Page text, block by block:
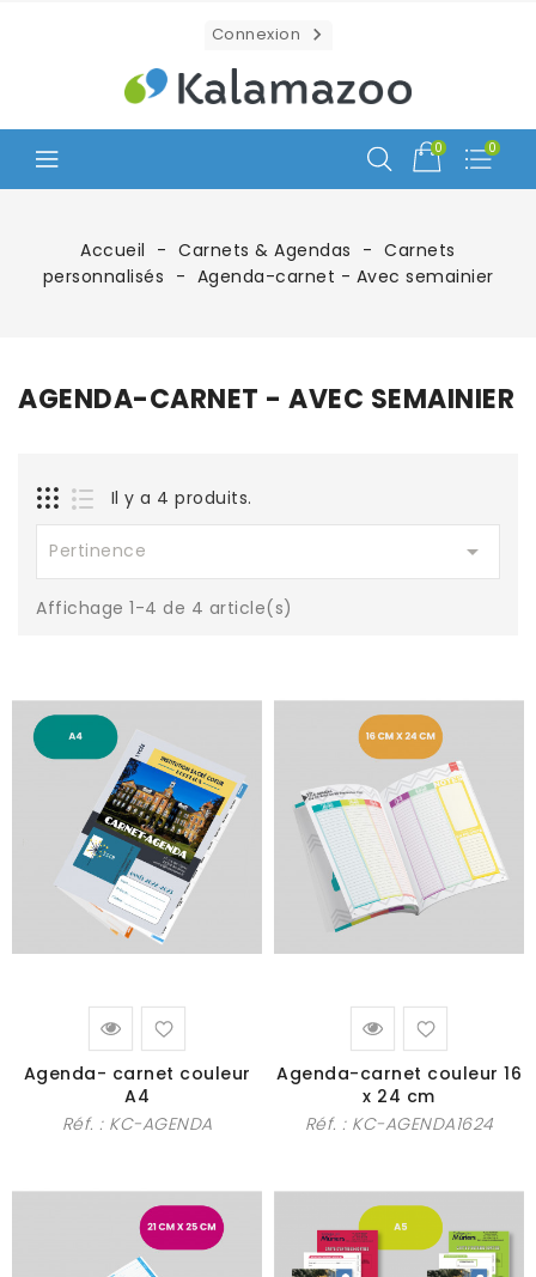
Connexion 
0
0
Accueil Carnets & Agendas
Carnets
personnalisés
Agenda-carnet - Avec semainier
AGENDA-CARNET - AVEC SEMAINIER
Il y a 4 produits.
Pertinence 
Affichage 1-4 de 4 article(s)
Agenda- carnet couleur
A4
Réf. : KC-AGENDA
Agenda-carnet couleur 16
x 24 cm
Réf. : KC-AGENDA1624